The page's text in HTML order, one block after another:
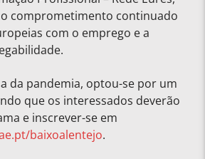
comprometimento continuado
com o emprego e a
da pandemia, optou-se por um
que os interessados deverão
e inscrever-se em
baixoalentejo.